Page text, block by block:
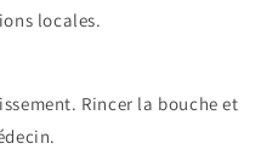
locales.
Rincer la bouche et